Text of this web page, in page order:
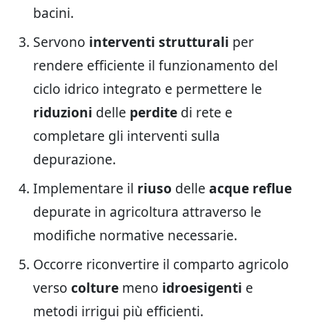
bacini.
Servono interventi strutturali per
rendere efficiente il funzionamento del
ciclo idrico integrato e permettere le
riduzioni delle perdite di rete e
completare gli interventi sulla
depurazione.
Implementare il riuso delle acque reflue
depurate in agricoltura attraverso le
modifiche normative necessarie.
Occorre riconvertire il comparto agricolo
verso colture meno idroesigenti e
metodi irrigui più efficienti.